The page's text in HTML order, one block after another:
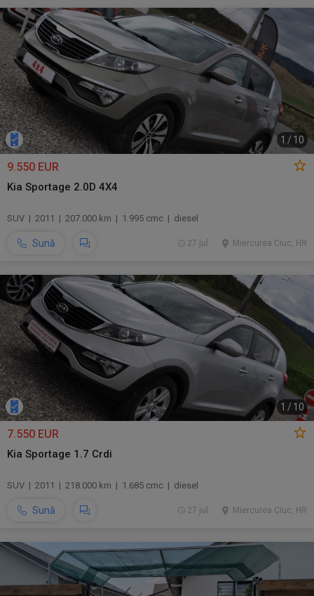
1 / 10
9.550 EUR
Kia Sportage 2.0D 4X4
SUV | 2011 | 207.000 km | 1.995 cmc | diesel
Sună Miercurea Ciuc, HR
27 jul.
1 / 10
7.550 EUR
Kia Sportage 1.7 Crdi
SUV | 2011 | 218.000 km | 1.685 cmc | diesel
Sună Miercurea Ciuc, HR
27 jul.